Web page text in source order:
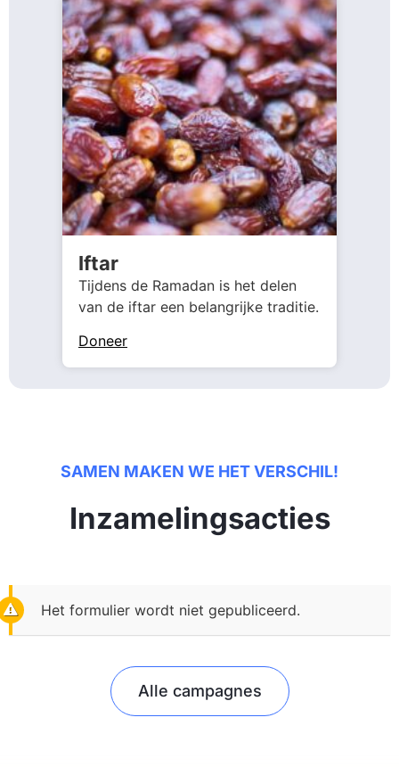
Iftar
Tijdens de Ramadan is het delen
van de iftar een belangrijke traditie.
Doneer
SAMEN MAKEN WE HET VERSCHIL!
Inzamelingsacties
Het formulier wordt niet gepubliceerd.
Alle campagnes